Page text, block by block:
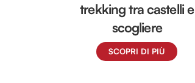
trekking tra castelli e
scogliere
SCOPRI DI PIÙ